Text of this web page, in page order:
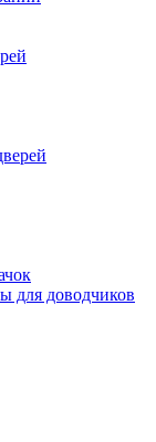
для доводчиков